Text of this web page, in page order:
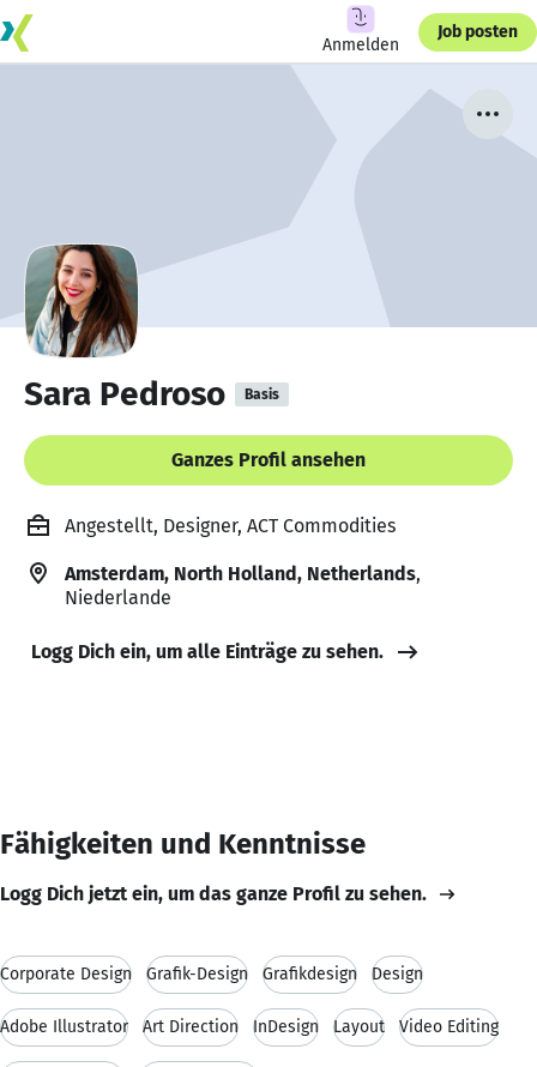
Anmelden
Job posten
Sara Pedroso Basis
Ganzes Profil ansehen
Angestellt, Designer, ACT Commodities
Amsterdam, North Holland, Netherlands,
Niederlande
Logg Dich ein, um alle Einträge zu sehen.
Fähigkeiten und Kenntnisse
Logg Dich jetzt ein, um das ganze Profil zu sehen.
Corporate Design Grafik-Design Grafikdesign Design
Adobe Illustrator Art Direction InDesign Layout Video Editing